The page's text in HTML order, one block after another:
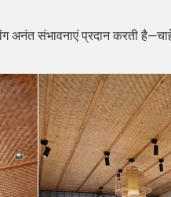
अनंत संभावनाएं प्रदान करती